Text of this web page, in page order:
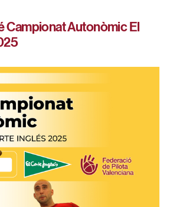
Campionat Autonòmic El